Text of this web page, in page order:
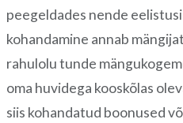
peegeldades nende
kohandamine annab
rahulolu tunde
oma huvidega kooskõlas
siis kohandatud boonused